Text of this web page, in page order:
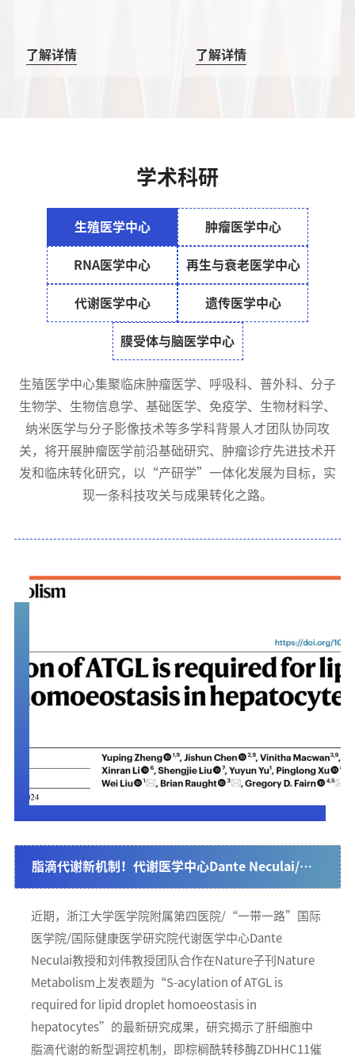
了解详情 了解详情
学术科研
生殖医学中心 肿瘤医学中心
RNA医学中心 再生与衰老医学中心
代谢医学中心 遗传医学中心
膜受体与脑医学中心
生殖医学中心集聚临床肿瘤医学、呼吸科、普外科、分子
生物学、生物信息学、基础医学、免疫学、生物材料学、
纳米医学与分子影像技术等多学科背景人才团队协同攻
关，将开展肿瘤医学前沿基础研究、肿瘤诊疗先进技术开
发和临床转化研究，以“产研学”一体化发展为目标，实
现一条科技攻关与成果转化之路。
脂滴代谢新机制！代谢医学中心Dante Neculai/刘
伟团队合作研究成果在Nature Metabolism发表
近期，浙江大学医学院附属第四医院/“一带一路”国际
医学院/国际健康医学研究院代谢医学中心Dante
Neculai教授和刘伟教授团队合作在Nature子刊Nature
Metabolism上发表题为“S-acylation of ATGL is
required for lipid droplet homoeostasis in
hepatocytes”的最新研究成果，研究揭示了肝细胞中
脂滴代谢的新型调控机制，即棕榈酰转移酶ZDHHC11催